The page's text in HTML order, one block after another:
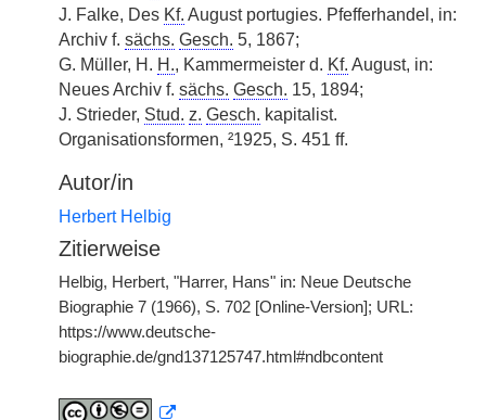
J. Falke, Des Kf. August portugies. Pfefferhandel, in:
Archiv f. sächs. Gesch. 5, 1867;
G. Müller, H. H., Kammermeister d. Kf. August, in:
Neues Archiv f. sächs. Gesch. 15, 1894;
J. Strieder, Stud. z. Gesch. kapitalist.
Organisationsformen, ²1925, S. 451 ff.
Autor/in
Herbert Helbig
Zitierweise
Helbig, Herbert, "Harrer, Hans" in: Neue Deutsche
Biographie 7 (1966), S. 702 [Online-Version]; URL:
https://www.deutsche-
biographie.de/gnd137125747.html#ndbcontent